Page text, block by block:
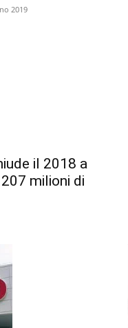
2019
il 2018 a
milioni di